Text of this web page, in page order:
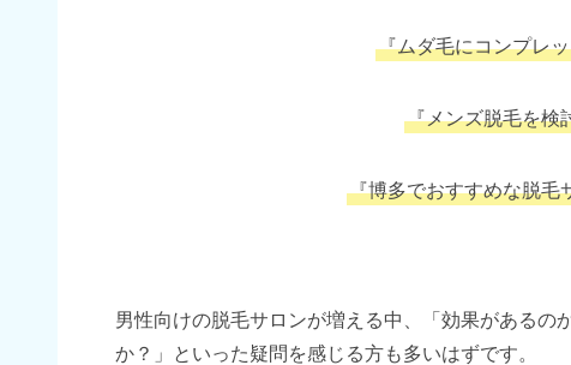
『ムダ毛にコンプレ
『メンズ脱毛を検
『博多でおすすめな脱毛
男性向けの脱毛サロンが増える中、「効果がある
か？」といった疑問を感じる方も多いはずです。